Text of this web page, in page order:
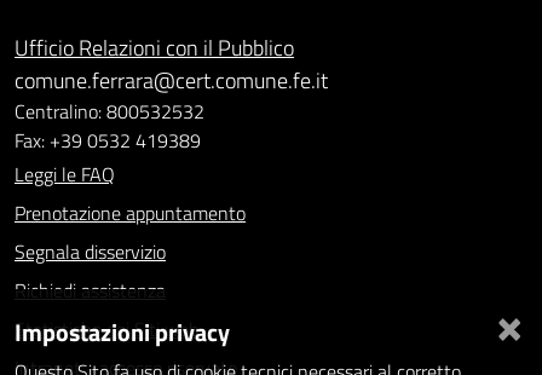
Ufficio Relazioni con il Pubblico
comune.ferrara@cert.comune.fe.it
Centralino: 800532532
Fax: +39 0532 419389
Leggi le FAQ
Prenotazione appuntamento
Segnala disservizio
Richiedi assistenza
Statistiche dei Siti web
Intranet - accesso riservato
×
Impostazioni privacy